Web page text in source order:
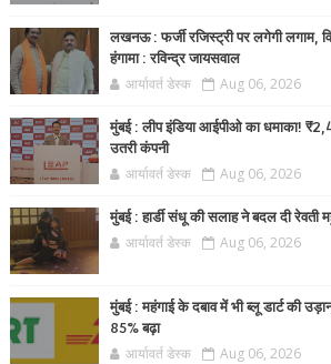
लखनऊ : फर्जी रजिस्ट्री पर लगेगी लगाम,
हंगामा : रविन्द्र जायसवाल
आर्यावर्त डेस्क Aug 06, 2026
मुंबई : लीप इंडिया आईपीओ का धमाका!
उतरी कंपनी
आर्यावर्त डेस्क Aug 06, 2026
मुंबई : हार्डी संधू की सलाह ने बदल दी रेवती
आर्यावर्त डेस्क Aug 06, 2026
मुंबई : महंगाई के दबाव में भी ब्लू डार्ट की
85% बढ़ा
आर्यावर्त डेस्क Aug 06, 2026